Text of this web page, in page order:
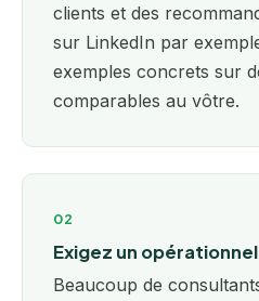
clients et des
sur LinkedIn par
exemples concrets sur
comparables au vôtre.
02
Exigez un opérationnel
Beaucoup de